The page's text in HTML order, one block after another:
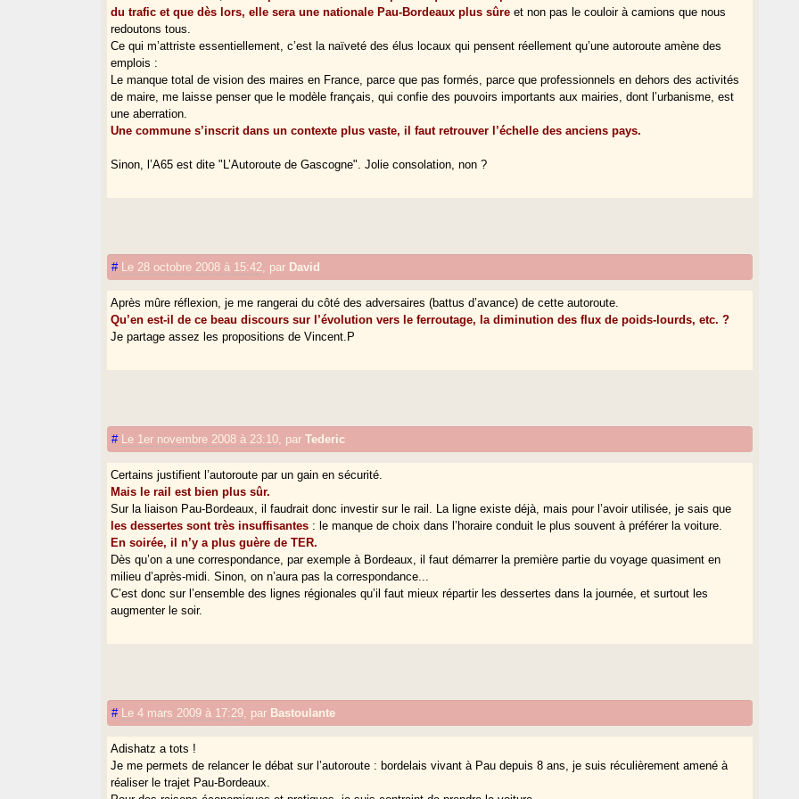
du trafic et que dès lors, elle sera une nationale Pau-Bordeaux plus sûre et non pas le couloir à camions que nous
redoutons tous.
Ce qui m’attriste essentiellement, c’est la naïveté des élus locaux qui pensent réellement qu’une autoroute amène des
emplois :
Le manque total de vision des maires en France, parce que pas formés, parce que professionnels en dehors des activités
de maire, me laisse penser que le modèle français, qui confie des pouvoirs importants aux mairies, dont l’urbanisme, est
une aberration.
Une commune s’inscrit dans un contexte plus vaste, il faut retrouver l’échelle des anciens pays.
Sinon, l’A65 est dite "L’Autoroute de Gascogne". Jolie consolation, non ?
# Le 28 octobre 2008 à 15:42 par David
Après mûre réflexion, je me rangerai du côté des adversaires (battus d’avance) de cette autoroute.
Qu’en est-il de ce beau discours sur l’évolution vers le ferroutage, la diminution des flux de poids-lourds, etc. ?
Je partage assez les propositions de Vincent.P
# Le 1er novembre 2008 à 23:10 parTederic
Certains justifient l’autoroute par un gain en sécurité.
Mais le rail est bien plus sûr.
Sur la liaison Pau-Bordeaux, il faudrait donc investir sur le rail. La ligne existe déjà, mais pour l’avoir utilisée, je sais que
les dessertes sont très insuffisantes : le manque de choix dans l’horaire conduit le plus souvent à préférer la voiture.
En soirée, il n’y a plus guère de TER.
Dès qu’on a une correspondance, par exemple à Bordeaux, il faut démarrer la première partie du voyage quasiment en
milieu d’après-midi. Sinon, on n’aura pas la correspondance...
C’est donc sur l’ensemble des lignes régionales qu’il faut mieux répartir les dessertes dans la journée, et surtout les
augmenter le soir.
# Le 4 mars 2009 à 17:29 par Bastoulante
Adishatz a tots !
Je me permets de relancer le débat sur l’autoroute : bordelais vivant à Pau depuis 8 ans, je suis réculièrement amené à
réaliser le trajet Pau-Bordeaux.